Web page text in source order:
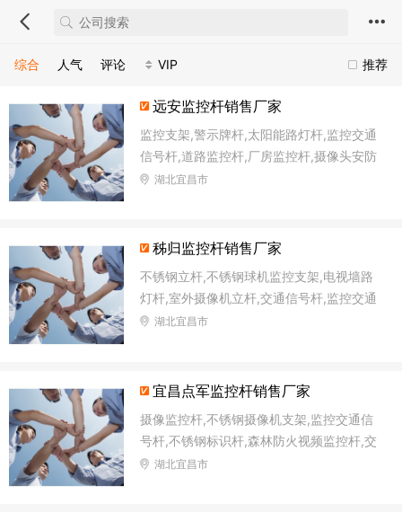
推荐
综合 人气 评论 VIP
远安监控杆销售厂家
监控支架,警示牌杆,太阳能路灯杆,监控交通
信号杆,道路监控杆,厂房监控杆,摄像头安防
立柱,不锈钢标识杆
湖北宜昌市
秭归监控杆销售厂家
不锈钢立杆,不锈钢球机监控支架,电视墙路
灯杆,室外摄像机立杆,交通信号杆,监控交通
信号杆,一体化交通信号灯杆,电子监控杆
湖北宜昌市
宜昌点军监控杆销售厂家
摄像监控杆,不锈钢摄像机支架,监控交通信
号杆,不锈钢标识杆,森林防火视频监控杆,交
通信号杆灯杆,太阳能监控灯灯杆,交通安防
湖北宜昌市